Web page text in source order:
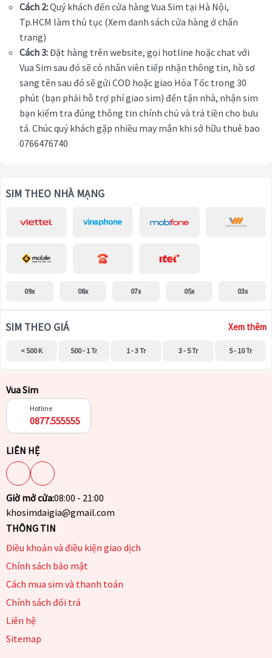
Cách 2:Quý khách đến cửa hàng Vua Sim tại Hà Nội,
Tp.HCM làm thủ tục (Xem danh sách cửa hàng ở chân
trang)
Cách 3:Đặt hàng trên website, gọi hotline hoặc chat với
Vua Sim sau đó sẽ có nhân viên tiếp nhận thông tin, hồ sơ
sang tên sau đó sẽ gửi COD hoặc giao Hỏa Tốc trong 30
phút (bạn phải hỗ trợ phí giao sim) đến tận nhà, nhận sim
bạn kiểm tra đúng thông tin chính chủ và trả tiền cho bưu
tá. Chúc quý khách gặp nhiều may mắn khi sở hữu thuê bao
0766476740
SIM THEO NHÀ MẠNG
09x 08x 07x 05x 03x
SIM THEO GIÁ Xem thêm
< 500 K 500 - 1 Tr 1 - 3 Tr 3 - 5 Tr 5 - 10 Tr
Vua Sim
Hotline
0877.555555
LIÊN HỆ
Giờ mở cửa:08:00 - 21:00
khosimdaigia@gmail.com
THÔNG TIN
Điều khoản và điều kiện giao dịch
Chính sách bảo mật
Cách mua sim và thanh toán
Chính sách đổi trả
Liên hệ
Sitemap